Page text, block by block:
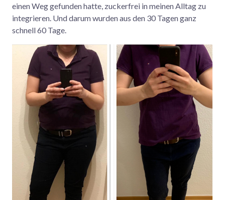
einen Weg gefunden hatte, zuckerfrei in meinen Alltag zu
integrieren. Und darum wurden aus den 30 Tagen ganz
schnell 60 Tage.